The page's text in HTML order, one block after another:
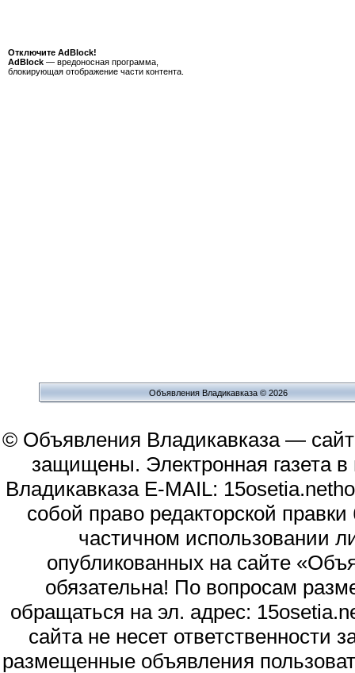
Отключите AdBlock!
AdBlock — вредоносная программа,
блокирующая отображение части контента.
Объявления Владикавказа © 2026
© Объявления Владикавказа —
защищены. Электронная газета
Владикавказа E-MAIL:
собой право редакторской
частичном использовании
опубликованных на сайте
обязательна! По вопросам
обращаться на эл. адрес:
сайта не несет
размещенные объявления